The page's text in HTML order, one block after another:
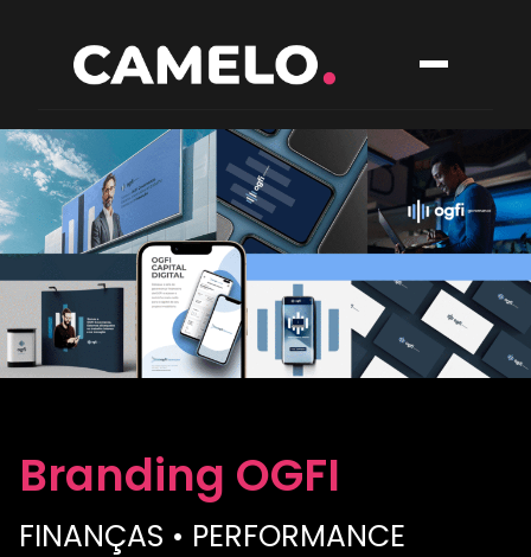
Branding OGFI
FINANÇAS • PERFORMANCE